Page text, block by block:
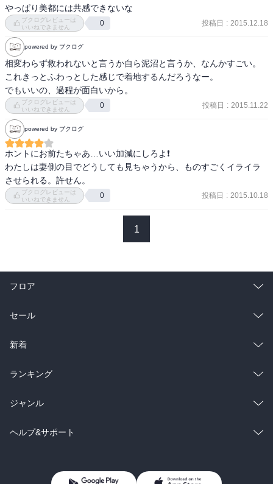
やっぱり美都には共感できないな
ブクログレビューは
いいねできません
0 投稿日 : 2015.12.18
powered by ブクログ
相変わらず救われないと言うか自ら泥沼と言うか、なんかすごい。
これきっとふわっとした感じで着地するんだろうなー。
でもいいの、過程が面白いから。
ブクログレビューは
いいねできません
0 投稿日 : 2015.11.22
powered by ブクログ
ホントにお前たちゃあ…いい加減にしろよ❗️
わたしは妻側の目でどうしても見ちゃうから、ものすごくイライラ
させられる。許せん。
ブクログレビューは
いいねできません
0 投稿日 : 2015.10.18
1
フロア
総合
ラノベ
雑誌・グラビア
BL・TL
セール
総合
ラノベ
雑誌・グラビア
BL・TL
新着
総合
ラノベ
雑誌・グラビア
ランキング
総合
ラノベ
ジャンル
コミック
ヘルプ&サポート